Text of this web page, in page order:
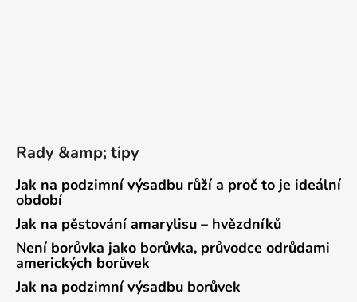
Rady &amp; tipy
Jak na podzimní výsadbu růží a proč to je ideální
období
Jak na pěstování amarylisu – hvězdníků
Není borůvka jako borůvka, průvodce odrůdami
amerických borůvek
Jak na podzimní výsadbu borůvek